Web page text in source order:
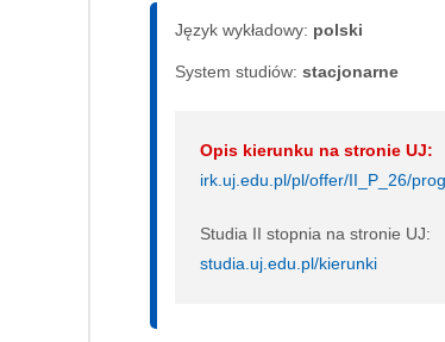
Język wykładowy: polski
System studiów: sta­cjo­nar­ne
Opis kierunku na stronie UJ:
irk.uj.edu.pl/pl/offer/II_P_26/
Studia II stopnia na stronie UJ:
studia.uj.edu.pl/kierunki